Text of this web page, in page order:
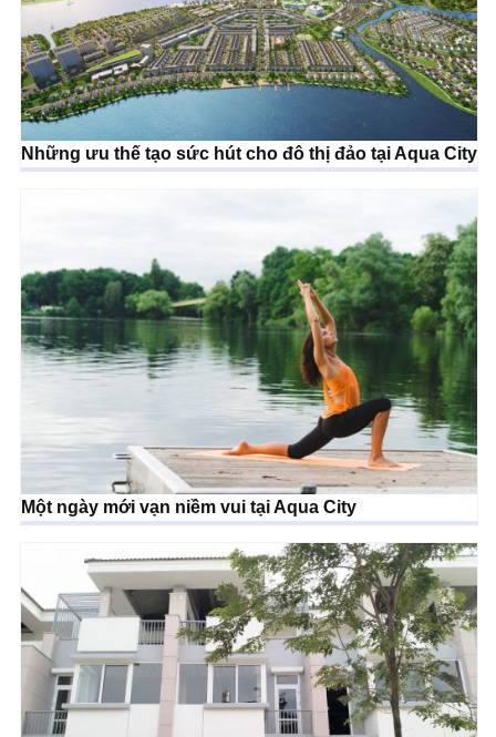
Những ưu thế tạo sức hút cho đô thị đảo tại Aqua City
Một ngày mới vạn niềm vui tại Aqua City